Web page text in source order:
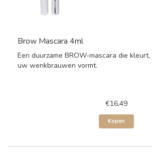
Brow Mascara 4ml
Een duurzame BROW-mascara die
uw wenkbrauwen vormt.
€16,49
Kopen